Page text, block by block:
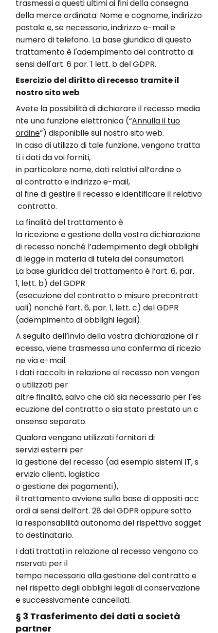
trasmessi a questi ultimi ai fini della consegna
della merce ordinata: Nome e cognome, indirizzo
postale e, se necessario, indirizzo e-mail e
numero di telefono. La base giuridica di questo
trattamento è l'adempimento del contratto ai
sensi dell'art. 6 par. 1 lett. b del GDPR.
Esercizio del diritto di recesso tramite il
nostro sito web
Avete la possibilitàdidichiarareil recesso media
nteuna funzioneelettronica (“Annulla il tuo
ordine”) disponibilesul nostrositoweb.
Incasodiutilizzodi tale funzione,vengono tratta
tiidatidavoi forniti,
in particolare nome,dati relativiall’ordineo
alcontrattoeindirizzoe-mail,
al finedigestireil recessoeidentificareil relativo
contratto.
La finalitàdel trattamentoè
la ricezioneegestionedellavostradichiarazione
di recesso nonché l’adempimentodegliobblighi
di leggein materia di tuteladeiconsumatori.
La basegiuridicadel trattamentoè l’art. 6, par.
1, lett. b) del GDPR
(esecuzionedelcontrattoo misure precontratt
uali) nonché l’art. 6, par. 1, lett. c) del GDPR
(adempimentodiobblighi legali).
A seguitodell’inviodellavostradichiarazionedi r
ecesso,viene trasmessaunaconfermadi ricezio
neviae-mail.
Idati raccoltiin relazioneal recesso nonvengon
outilizzati per
altre finalità,salvocheciòsia necessario per l’es
ecuzionedelcontrattoosiastato prestatounc
onsensoseparato.
Qualoravenganoutilizzati fornitoridi
serviziesterni per
lagestionedel recesso (adesempiosistemi IT,s
ervizioclienti, logistica
ogestionedei pagamenti),
il trattamentoavvienesulla basediappositiacc
ordiaisensidell’art. 28 del GDPR oppuresotto
la responsabilitàautonomadel rispettivosogget
todestinatario.
Idati trattatiin relazioneal recessovengonoco
nservati per il
tempo necessarioallagestionedelcontrattoe
nel rispettodegliobblighi legalidiconservazione
esuccessivamentecancellati.
§ 3 Trasferimento dei dati a società
partner